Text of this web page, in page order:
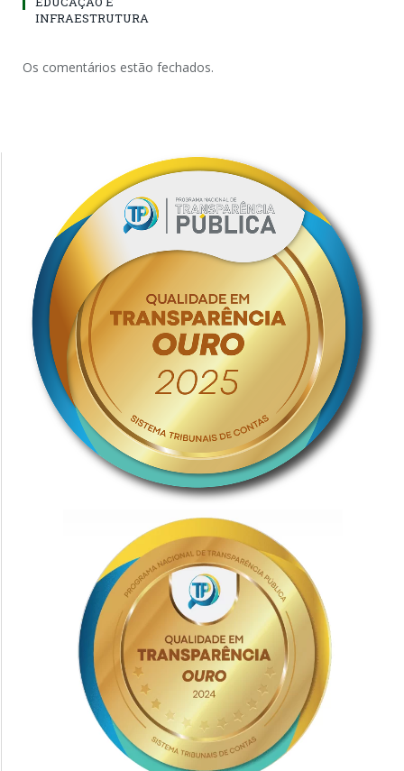
INFRAESTRUTURA
Os comentários estão fechados.